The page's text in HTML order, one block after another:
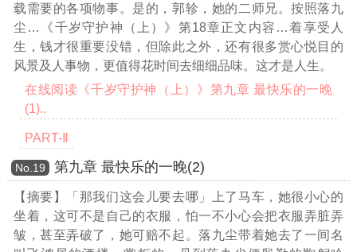
载需要的各项物事。是的，郭轸，她的二师兄。按照落九
尘 …《千岁守护神（上）》第18章正文内容…着享受人
生，钱才很重要没错，但除此之外，还有很多赏心悦目的
风景及人事物，更值得花时间去细细品味。这才是人生。
在线阅读《千岁守护神（上）》第九章 最快乐的一晚
(1)..
PART-Ⅱ
Νο.19 第九章 最快乐的一晚(2)
【摘要】「那我们这会儿要去哪」上了马车，她很小心的
坐着，这可不是自己的衣服，怕一不小心会把衣服弄脏弄
皱，甚至弄破了，她可赔不起。落九尘带着她去了一间名